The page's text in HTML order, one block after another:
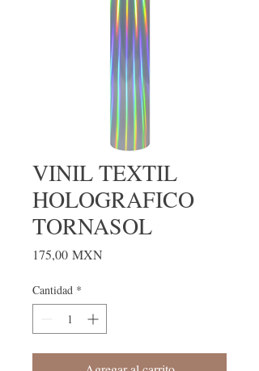
VINIL TEXTIL
HOLOGRAFICO
TORNASOL
175,00 MXN
Cantidad *